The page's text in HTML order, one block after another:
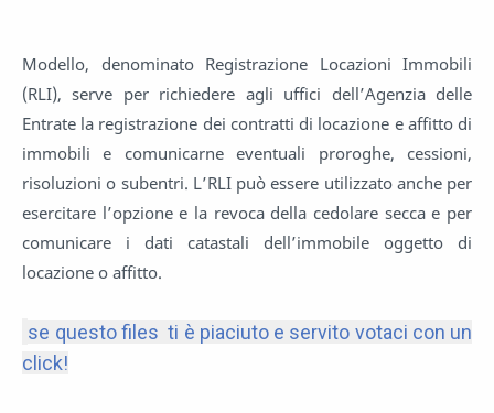
Modello, denominato Registrazione Locazioni Immobili
(RLI), serve per richiedere agli uffici dell’Agenzia delle
Entrate la registrazione dei contratti di locazione e affitto di
immobili e comunicarne eventuali proroghe, cessioni,
risoluzioni o subentri. L’RLI può essere utilizzato anche per
esercitare l’opzione e la revoca della cedolare secca e per
comunicare i dati catastali dell’immobile oggetto di
locazione o affitto.
se questo files ti è piaciuto e servito votaci con un
click!